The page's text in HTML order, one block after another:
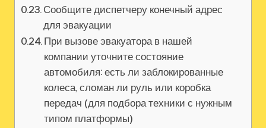
Сообщите диспетчеру конечный адрес
для эвакуации
При вызове эвакуатора в нашей
компании уточните состояние
автомобиля: есть ли заблокированные
колеса, сломан ли руль или коробка
передач (для подбора техники с нужным
типом платформы)